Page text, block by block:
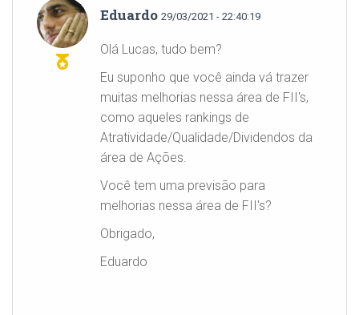
Eduardo 29/03/2021 - 22:40:19
Olá Lucas, tudo bem?
Eu suponho que você ainda vá trazer
muitas melhorias nessa área de FII's,
como aqueles rankings de
Atratividade/Qualidade/Dividendos da
área de Ações.
Você tem uma previsão para
melhorias nessa área de FII's?
Obrigado,
Eduardo